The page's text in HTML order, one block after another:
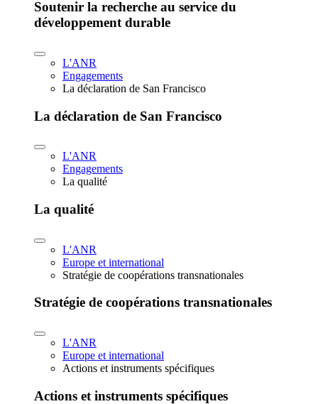
Soutenir la recherche au service du
développement durable
L'ANR
Engagements
La déclaration de San Francisco
La déclaration de San Francisco
L'ANR
Engagements
La qualité
La qualité
L'ANR
Europe et international
Stratégie de coopérations transnationales
Stratégie de coopérations transnationales
L'ANR
Europe et international
Actions et instruments spécifiques
Actions et instruments spécifiques